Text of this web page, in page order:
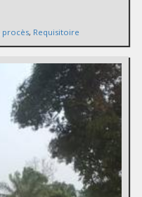
procès, Requisitoire